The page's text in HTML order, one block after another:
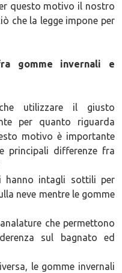
questo motivo il nostro
che la legge impone per
gomme invernali e
utilizzare il giusto
per quanto riguarda
motivo è importante
principali differenze fra
hanno intagli sottili per
neve mentre le gomme
che permettono
sul bagnato ed
le gomme invernali